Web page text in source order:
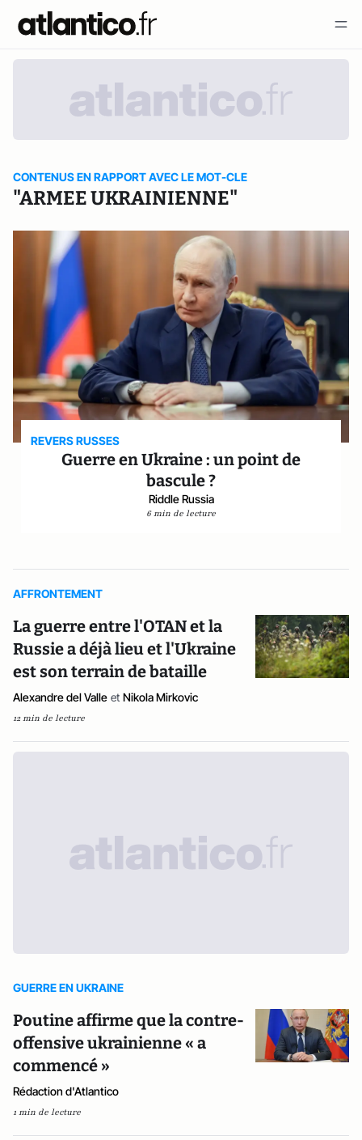
CONTENUS EN RAPPORT AVEC LE MOT-CLE
"ARMEE UKRAINIENNE"
REVERS RUSSES
Guerre en Ukraine : un point de
bascule ?
Riddle Russia
6 min de lecture
AFFRONTEMENT
La guerre entre l'OTAN et la
Russie a déjà lieu et l'Ukraine
est son terrain de bataille
Alexandre del Valle et Nikola Mirkovic
12 min de lecture
GUERRE EN UKRAINE
Poutine affirme que la contre-
offensive ukrainienne « a
commencé »
Rédaction d'Atlantico
1 min de lecture